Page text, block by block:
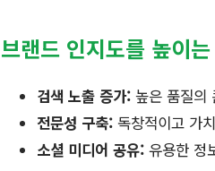
브랜드 인지도를 높이
검색 노출 증가: 높은 품질의
전문성 구축: 독창적이고 가
소셜 미디어 공유: 유용한 정